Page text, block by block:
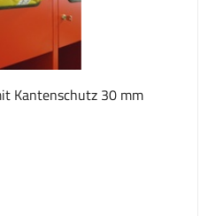
Kantenschutz 30 mm